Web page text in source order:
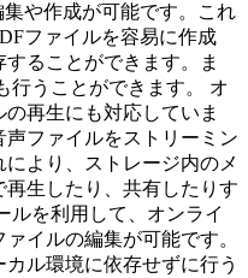
や作成が可能です。これ
ファイルを容易に作成
ることができます。ま
行うことができます。 オ
再生にも対応していま
ファイルをストリーミン
より、ストレージ内のメ
生したり、共有したりす
ルを利用して、オンライ
イルの編集が可能です。
ル環境に依存せずに行う